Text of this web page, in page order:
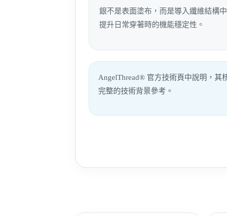
銀不是表面塗布，而是導入纖維結構中
提升日常穿著時的機能穩定性。
AngelThread® 官方技術頁中說明，其
完整的技術背景參考。